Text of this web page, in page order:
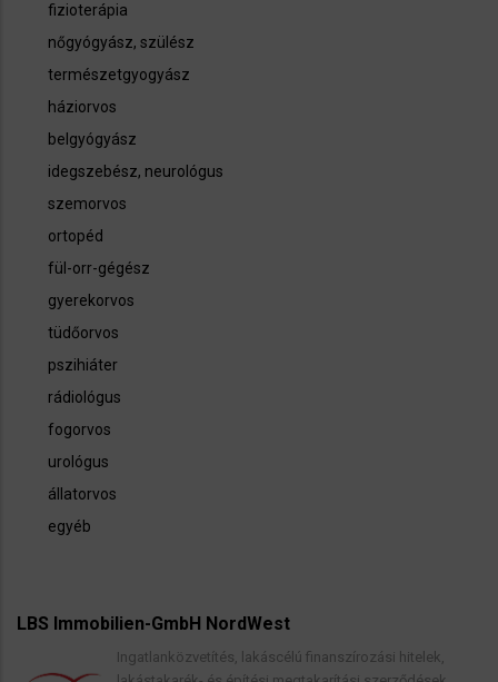
fizioterápia
nőgyógyász, szülész
természetgyogyász
háziorvos
belgyógyász
idegszebész, neurológus
szemorvos
ortopéd
fül-orr-gégész
gyerekorvos
tüdőorvos
pszihiáter
rádiológus
fogorvos
urológus
állatorvos
egyéb
LBS Immobilien-GmbH NordWest
Ingatlanközvetítés, lakáscélú finanszírozási hitelek,